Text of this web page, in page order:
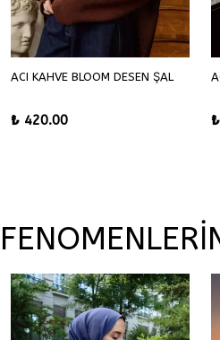
ACI KAHVE BLOOM DESEN ŞAL
₺ 420.00